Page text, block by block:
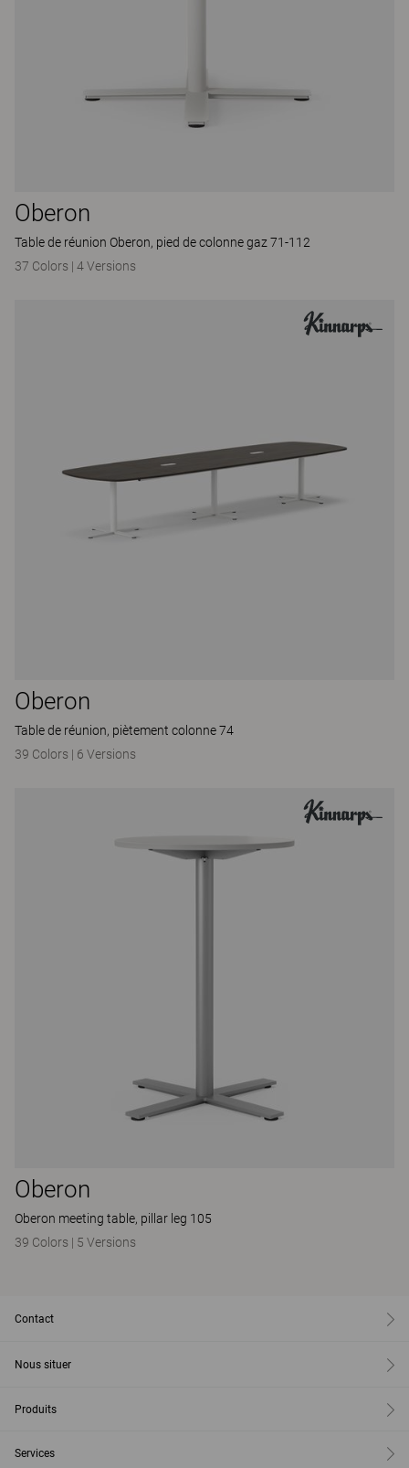
Oberon
Table de réunion Oberon, pied de colonne gaz 71-112
37 Colors | 4 Versions
Oberon
Table de réunion, piètement colonne 74
39 Colors | 6 Versions
Oberon
Oberon meeting table, pillar leg 105
39 Colors | 5 Versions
Contact
Nous situer
Produits
Services